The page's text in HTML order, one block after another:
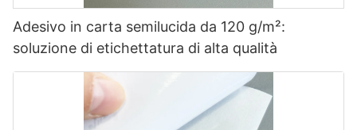
Adesivo in carta semilucida da 120 g/m²:
soluzione di etichettatura di alta qualità